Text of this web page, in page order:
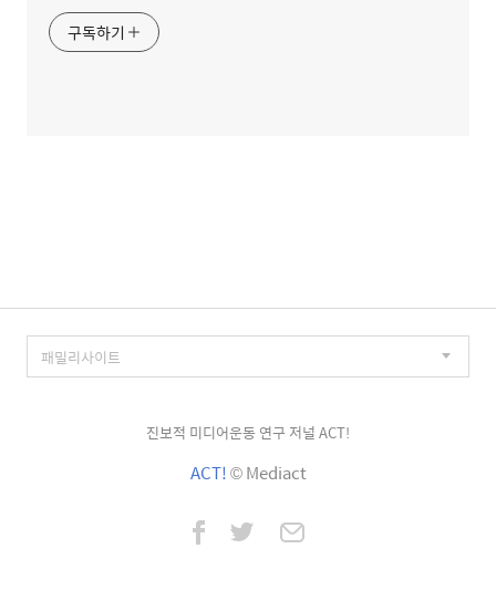
구독하기
진보적 미디어운동 연구 저널 ACT!
ACT!© Mediact